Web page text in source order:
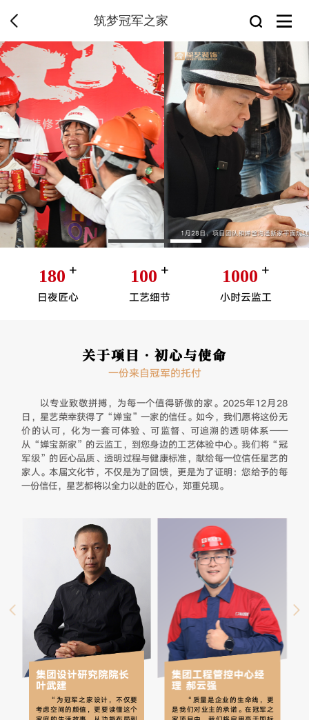
筑梦冠军之家
180 +
日夜匠心
100 +
工艺细节
1000 +
小时云监工
关于项目·初心与使命
一份来自冠军的托付
以专业致敬拼搏，为每一个值得骄傲的家。2025年12月28
日，星艺荣幸获得了“婵宝”一家的信任。如今，我们愿将这份无
价的认可，化为一套可体验、可监督、可追溯的透明体系——
从“婵宝新家”的云监工，到您身边的工艺体验中心。我们将“冠
军级”的匠心品质、透明过程与健康标准，献给每一位信任星艺的
家人。本届文化节，不仅是为了回馈，更是为了证明：您给予的每
一份信任，星艺都将以全力以赴的匠心，郑重兑现。
集团设计研究院院长
叶武建
“为冠军之家设计，不仅要
考虑空间的颜值，更要读懂这个
集团工程管控中心经
理 郝云强
“质量是企业的生命线，更
是我们对业主的承诺。在冠军之